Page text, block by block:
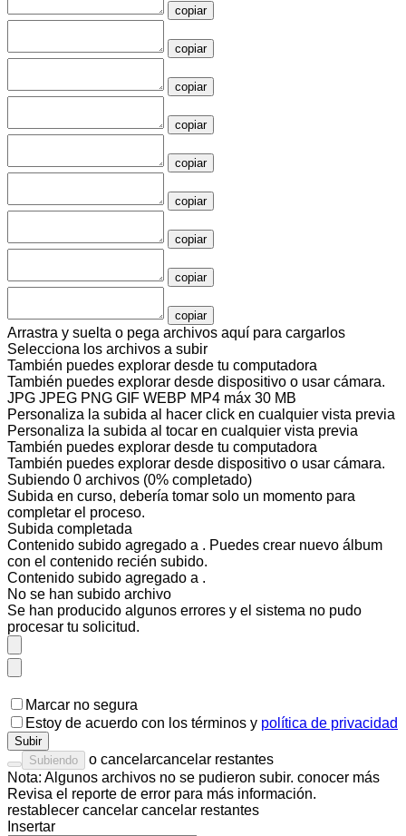
copiar
copiar
copiar
copiar
copiar
copiar
copiar
copiar
copiar
Arrastra y suelta o pega archivos aquí para cargarlos
Selecciona los archivos a subir
También puedes explorar desde tu computadora
También puedes explorar desde dispositivo o usar cámara.
JPG JPEG PNG GIF WEBP MP4 máx 30 MB
Personaliza la subida al hacer click en cualquier vista previa
Personaliza la subida al tocar en cualquier vista previa
También puedes explorar desde tu computadora
También puedes explorar desde dispositivo o usar cámara.
Subiendo 0 archivos (0% completado)
Subida en curso, debería tomar solo un momento para
completar el proceso.
Subida completada
Contenido subido agregado a . Puedes crear nuevo álbum
con el contenido recién subido.
Contenido subido agregado a .
No se han subido archivo
Se han producido algunos errores y el sistema no pudo
procesar tu solicitud.
Marcar no segura
Estoy de acuerdo con los términos y política de privacidad
Subir
Subiendo
o cancelarcancelar restantes
Nota: Algunos archivos no se pudieron subir. conocer más
Revisa el reporte de error para más información.
restablecer cancelar cancelar restantes
Insertar